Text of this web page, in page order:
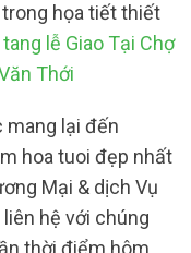
họa tiết thiết
lễ Giao Tại Chợ
Thới
mang lại đến
hoa tuoi đẹp nhất
Mại & dịch Vụ
hệ với chúng
thời điểm hôm